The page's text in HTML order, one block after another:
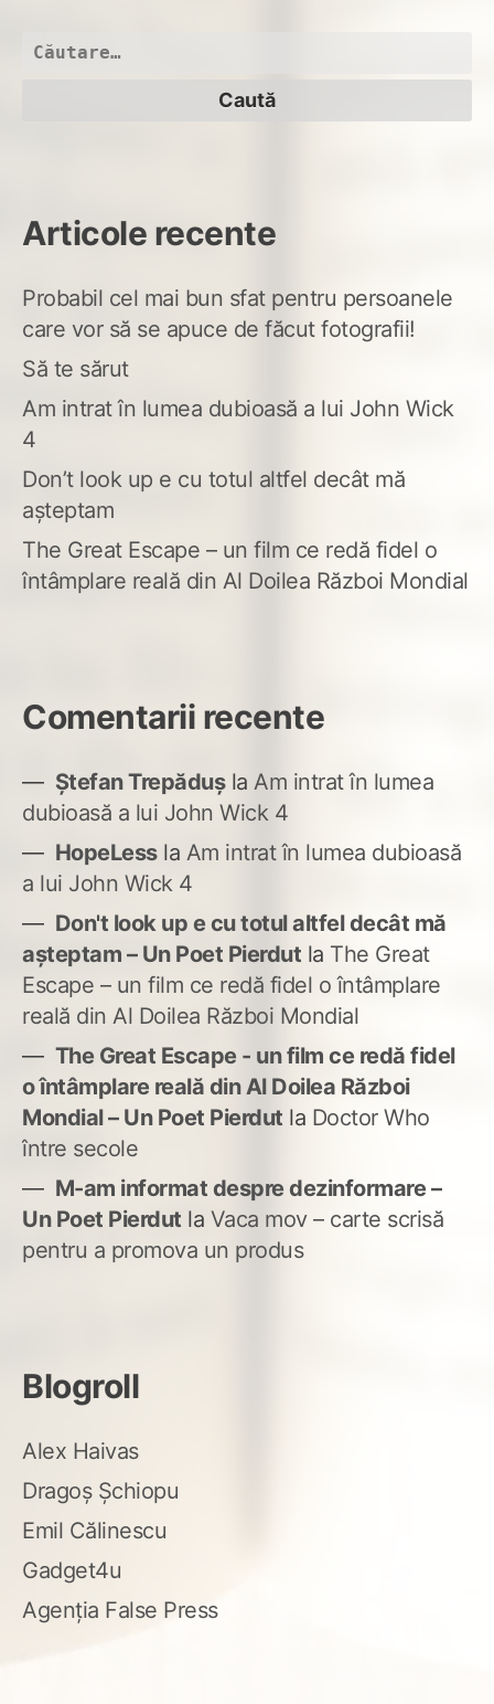
Caută
Articole recente
Probabil cel mai bun sfat pentru persoanele
care vor să se apuce de făcut fotografii!
Să te sărut
Am intrat în lumea dubioasă a lui John Wick
4
Don’t look up e cu totul altfel decât mă
așteptam
The Great Escape – un film ce redă fidel o
întâmplare reală din Al Doilea Război Mondial
Comentarii recente
Ștefan Trepădușla Am intrat în lumea
dubioasă a lui John Wick 4
HopeLessla Am intrat în lumea dubioasă
a lui John Wick 4
Don't look up e cu totul altfel decât mă
așteptam – Un Poet Pierdut la The Great
Escape – un film ce redă fidel o întâmplare
reală din Al Doilea Război Mondial
The Great Escape - un film ce redă fidel
o întâmplare reală din Al Doilea Război
Mondial – Un Poet Pierdut la Doctor Who
între secole
M-am informat despre dezinformare –
Un Poet Pierdut la Vaca mov – carte scrisă
pentru a promova un produs
Blogroll
Alex Haivas
Dragoș Șchiopu
Emil Călinescu
Gadget4u
Agenția False Press